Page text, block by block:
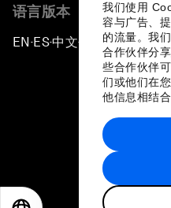
我们使用
容与广告、
的流量。我
合作伙伴分
些合作伙伴
们或他们在
他信息相结合
语言版本
EN ▪ES▪中文▪ 日本語